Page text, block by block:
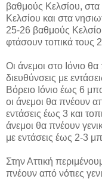
βαθμούς Κελσίου,
Κελσίου και στα
25-26 βαθμούς
φτάσουν τοπικά τους
Οι άνεμοι στο Ιόνιο
διευθύνσεις με
Βόρειο Ιόνιο έως 6
οι άνεμοι θα πνέουν
εντάσεις έως 3 και
άνεμοι θα πνέουν
με εντάσεις έως 2-3
Στην Αττική
πνέουν από νότιες